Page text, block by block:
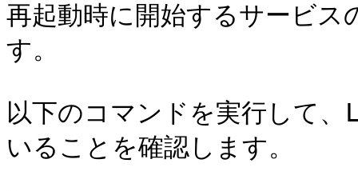
再起動時に開始するサービ
す。
以下のコマンドを実行して
いることを確認します。